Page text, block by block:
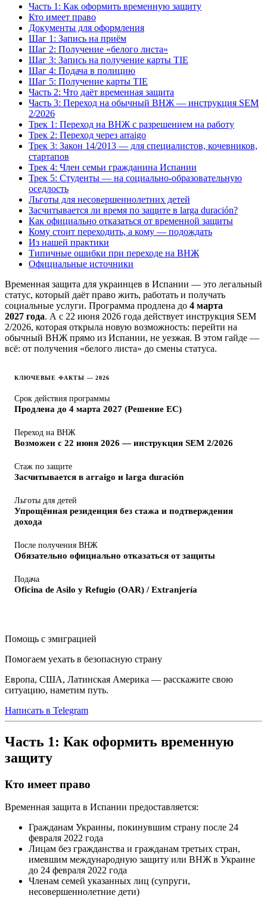
Часть 1: Как оформить временную защиту
Кто имеет право
Документы для оформления
Шаг 1: Запись на приём
Шаг 2: Получение «белого листа»
Шаг 3: Запись на получение карты TIE
Шаг 4: Подача в полицию
Шаг 5: Получение карты TIE
Часть 2: Что даёт временная защита
Часть 3: Переход на обычный ВНЖ — инструкция SEM
2/2026
Трек 1: Переход на ВНЖ с разрешением на работу
Трек 2: Переход через arraigo
Трек 3: Закон 14/2013 — для специалистов, кочевников,
стартапов
Трек 4: Член семьи гражданина Испании
Трек 5: Студенты — на социально-образовательную
оседлость
Льготы для несовершеннолетних детей
Засчитывается ли время по защите в larga duración?
Как официально отказаться от временной защиты
Кому стоит переходить, а кому — подождать
Из нашей практики
Типичные ошибки при переходе на ВНЖ
Официальные источники
Временная защита для украинцев в Испании — это легальный
статус, который даёт право жить, работать и получать
социальные услуги. Программа продлена до 4 марта
2027 года. А с 22 июня 2026 года действует инструкция SEM
2/2026, которая открыла новую возможность: перейти на
обычный ВНЖ прямо из Испании, не уезжая. В этом гайде —
всё: от получения «белого листа» до смены статуса.
КЛЮЧЕВЫЕ ФАКТЫ — 2026
Срок действия программы
Продлена до 4 марта 2027 (Решение ЕС)
Переход на ВНЖ
Возможен с 22 июня 2026 — инструкция SEM 2/2026
Стаж по защите
Засчитывается в arraigo и larga duración
Льготы для детей
Упрощённая резиденция без стажа и подтверждения
дохода
После получения ВНЖ
Обязательно официально отказаться от защиты
Подача
Oficina de Asilo y Refugio (OAR) / Extranjería
Помощь с эмиграцией
Помогаем уехать в безопасную страну
Европа, США, Латинская Америка — расскажите свою
ситуацию, наметим путь.
Написать в Telegram
Часть 1: Как оформить временную
защиту
Кто имеет право
Временная защита в Испании предоставляется:
Гражданам Украины, покинувшим страну после 24
февраля 2022 года
Лицам без гражданства и гражданам третьих стран,
имевшим международную защиту или ВНЖ в Украине
до 24 февраля 2022 года
Членам семей указанных лиц (супруги,
несовершеннолетние дети)